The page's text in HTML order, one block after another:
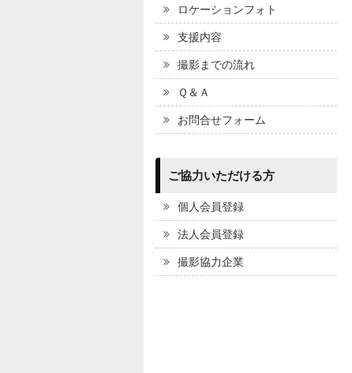
ロケーションフォト
支援内容
撮影までの流れ
Ｑ＆Ａ
お問合せフォーム
ご協力いただける方
個人会員登録
法人会員登録
撮影協力企業